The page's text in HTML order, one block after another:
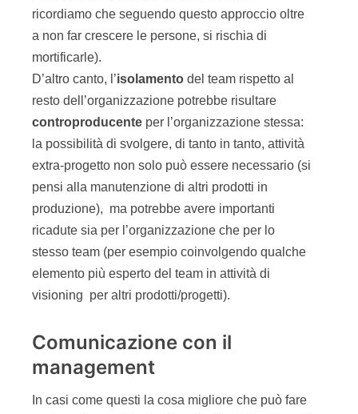
ricordiamo che seguendo questo approccio oltre
a non far crescere le persone, si rischia di
mortificarle).
D’altro canto, l’isolamento del team rispetto al
resto dell’organizzazione potrebbe risultare
controproducente per l’organizzazione stessa:
la possibilità di svolgere, di tanto in tanto, attività
extra-progetto non solo può essere necessario (si
pensi alla manutenzione di altri prodotti in
produzione), ma potrebbe avere importanti
ricadute sia per l’organizzazione che per lo
stesso team (per esempio coinvolgendo qualche
elemento più esperto del team in attività di
visioning per altri prodotti/progetti).
Comunicazione con il
management
In casi come questi la cosa migliore che può fare